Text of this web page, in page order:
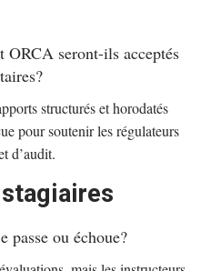
seront-ils acceptés
structurés et horodatés
pour soutenir les régulateurs
d’audit.
passe ou échoue?